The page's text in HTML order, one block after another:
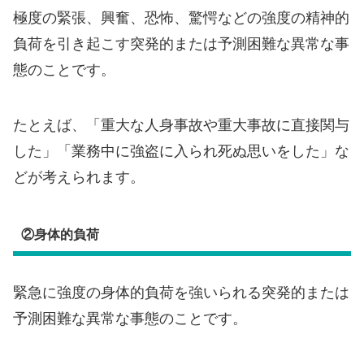
極度の緊張、興奮、恐怖、驚愕などの強度の精神的
負荷を引き起こす突発的または予測困難な異常な事
態のことです。
たとえば、「重大な人身事故や重大事故に直接関与
した」「業務中に強盗に入られ死ぬ思いをした」な
どが考えられます。
②身体的負荷
緊急に強度の身体的負荷を強いられる突発的または
予測困難な異常な事態のことです。